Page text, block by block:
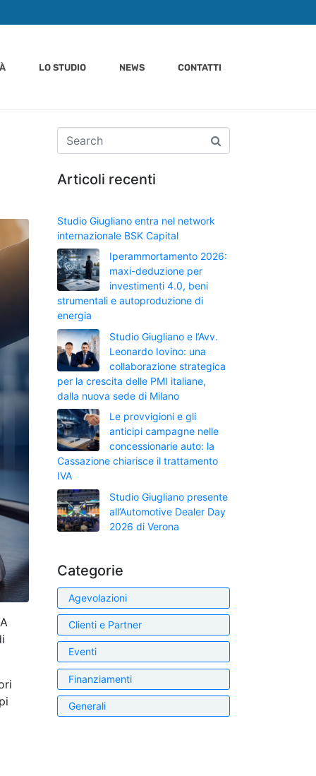
LO STUDIO NEWS CONTATTI
Articoli recenti
Studio Giugliano entra nel network
internazionale BSK Capital
Iperammortamento 2026:
maxi-deduzione per
investimenti 4.0, beni
strumentali e autoproduzione di
energia
Studio Giugliano e l’Avv.
Leonardo Iovino: una
collaborazione strategica
per la crescita delle PMI italiane,
dalla nuova sede di Milano
Le provvigioni e gli
anticipi campagne nelle
concessionarie auto: la
Cassazione chiarisce il trattamento
IVA
Studio Giugliano presente
all’Automotive Dealer Day
2026 di Verona
Categorie
Agevolazioni
Clienti e Partner
Eventi
Finanziamenti
Generali